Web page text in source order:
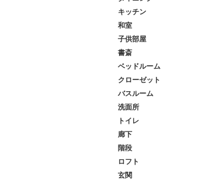
キッチン
和室
子供部屋
書斎
ベッドルーム
クローゼット
バスルーム
洗面所
トイレ
廊下
階段
ロフト
玄関